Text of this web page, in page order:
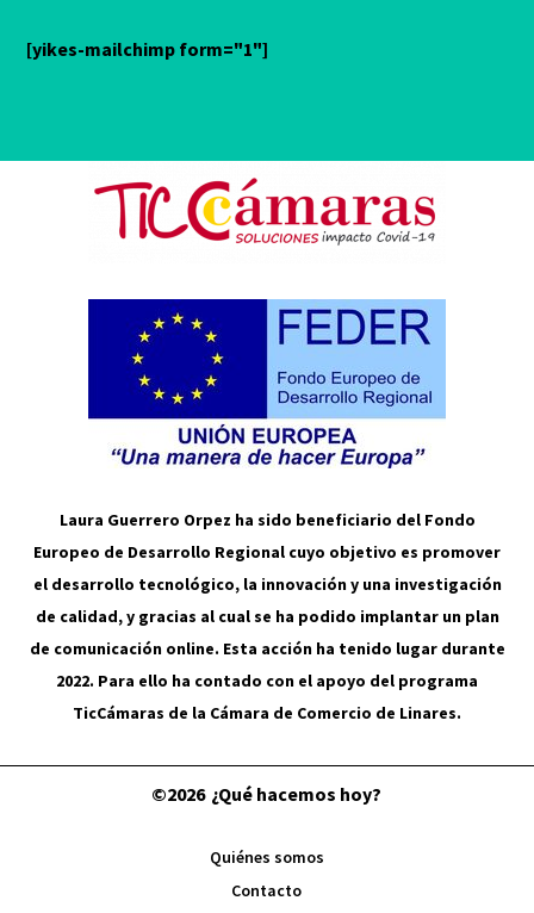
[yikes-mailchimp form="1"]
Laura Guerrero Orpez ha sido beneficiario del Fondo
Europeo de Desarrollo Regional cuyo objetivo es promover
el desarrollo tecnológico, la innovación y una investigación
de calidad, y gracias al cual se ha podido implantar un plan
de comunicación online. Esta acción ha tenido lugar durante
2022. Para ello ha contado con el apoyo del programa
TicCámaras de la Cámara de Comercio de Linares.
©2026 ¿Qué hacemos hoy?
Quiénes somos
Contacto